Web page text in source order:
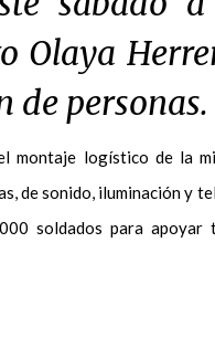
Olaya
de personas.
montaje logístico de la
de sonido, iluminación y
soldados para